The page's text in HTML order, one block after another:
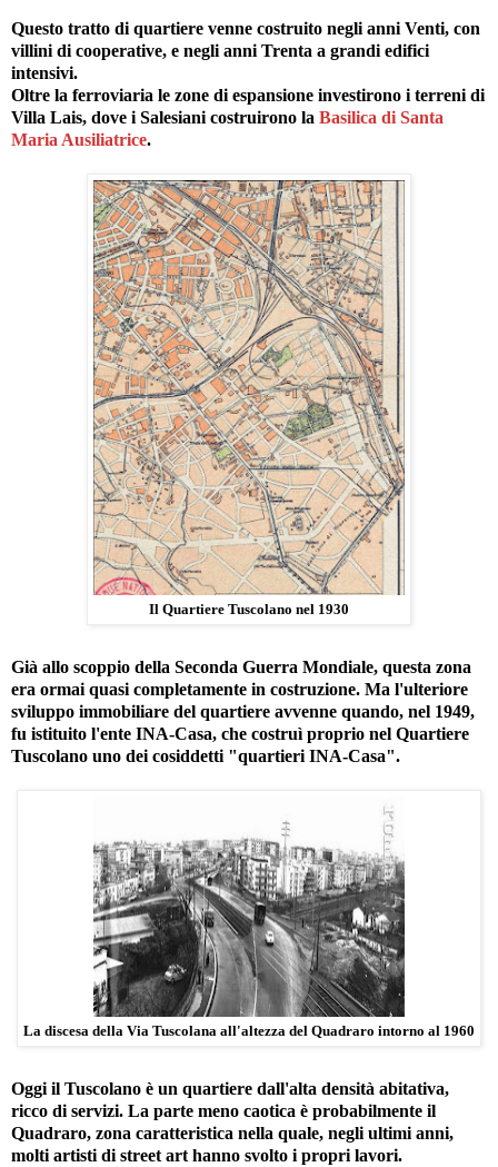
Questo tratto di quartiere venne costruito negli anni Venti, con
villini di cooperative, e negli anni Trenta a grandi edifici
intensivi.
Oltre la ferroviaria le zone di espansione investirono i terreni di
Villa Lais, dove i Salesiani costruirono la Basilica di Santa
Maria Ausiliatrice.
Il Quartiere Tuscolano nel 1930
Già allo scoppio della Seconda Guerra Mondiale, questa zona
era ormai quasi completamente in costruzione. Ma l'ulteriore
sviluppo immobiliare del quartiere avvenne quando, nel 1949,
fu istituito l'ente INA-Casa, che costruì proprio nel Quartiere
Tuscolano uno dei cosiddetti "quartieri INA-Casa".
La discesa della Via Tuscolana all'altezza del Quadraro intorno al 1960
Oggi il Tuscolano è un quartiere dall'alta densità abitativa,
ricco di servizi. La parte meno caotica è probabilmente il
Quadraro, zona caratteristica nella quale, negli ultimi anni,
molti artisti di street art hanno svolto i propri lavori.